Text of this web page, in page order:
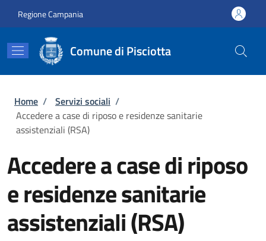
Regione Campania
Comune di Pisciotta
Briciole di pane
Home / Servizi sociali /
Accedere a case di riposo e residenze sanitarie
assistenziali (RSA)
Accedere a case di riposo
e residenze sanitarie
assistenziali (RSA)